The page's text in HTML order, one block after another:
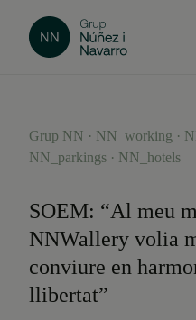
Grup NN · NN_working ·
NN_parkings · NN_hotels
SOEM: “Al meu
NNWallery volia
conviure en
llibertat”